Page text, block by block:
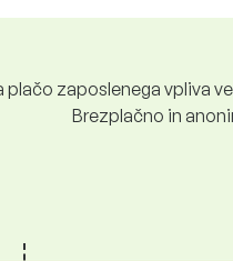
plačo zaposlenega vpliva
Brezplačno in